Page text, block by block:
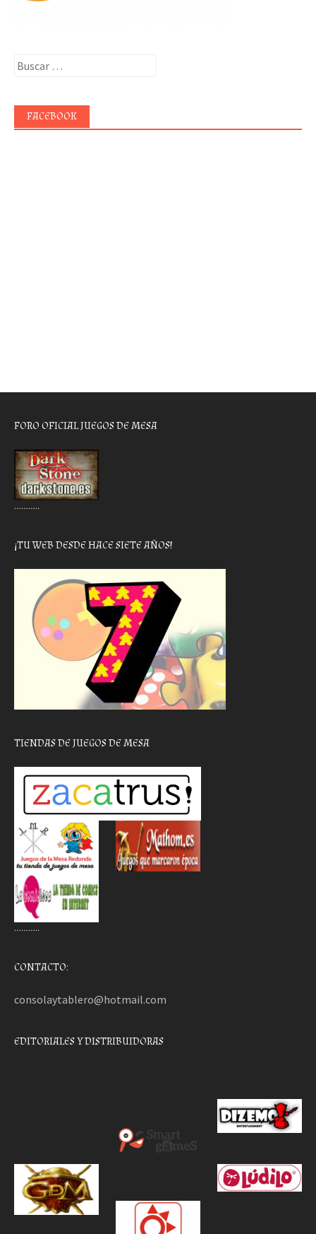
Buscar:
FACEBOOK
FORO OFICIAL JUEGOS DE MESA
………..
¡TU WEB DESDE HACE SIETE AÑOS!
TIENDAS DE JUEGOS DE MESA
………..
CONTACTO:
consolaytablero@hotmail.com
EDITORIALES Y DISTRIBUIDORAS